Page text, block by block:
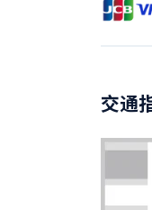
交通